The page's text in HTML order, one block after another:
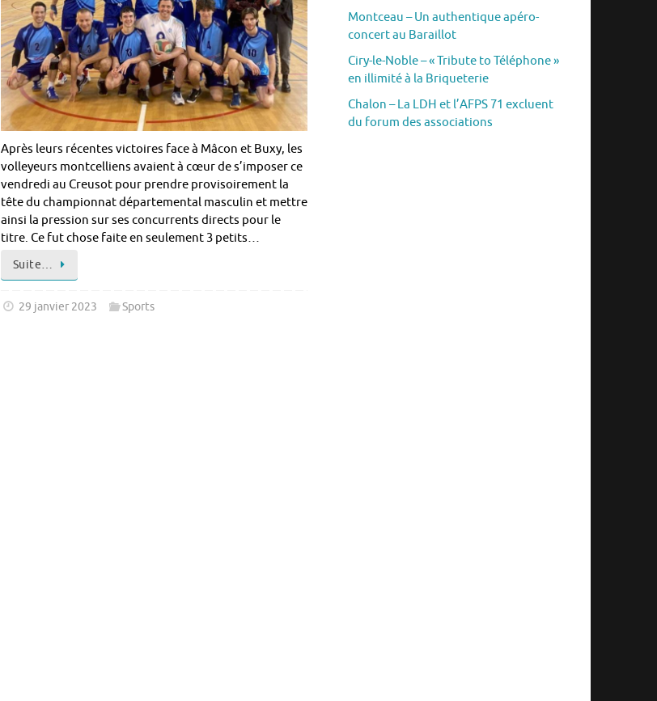
Après leurs récentes victoires face à Mâcon et Buxy, les
volleyeurs montcelliens avaient à cœur de s’imposer ce
vendredi au Creusot pour prendre provisoirement la
tête du championnat départemental masculin et mettre
ainsi la pression sur ses concurrents directs pour le
titre. Ce fut chose faite en seulement 3 petits…
Suite…
29 janvier 2023 Sports
Montceau – Un authentique apéro-
concert au Baraillot
Ciry-le-Noble – « Tribute to Téléphone »
en illimité à la Briqueterie
Chalon – La LDH et l’AFPS 71 excluent
du forum des associations